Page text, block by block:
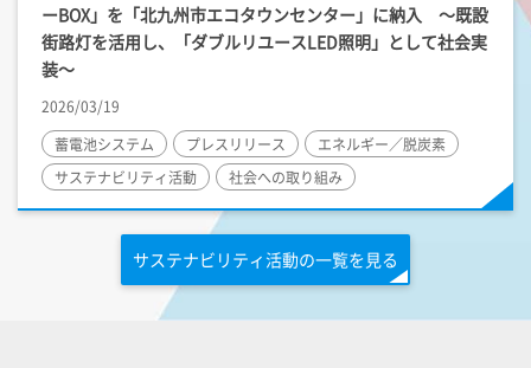
ーBOX」を「北九州市エコタウンセンター」に納入 ～既設
街路灯を活用し、「ダブルリユースLED照明」として社会実
装～
2026/03/19
蓄電池システム
プレスリリース
エネルギー／脱炭素
サステナビリティ活動
社会への取り組み
サステナビリティ活動の一覧を見る